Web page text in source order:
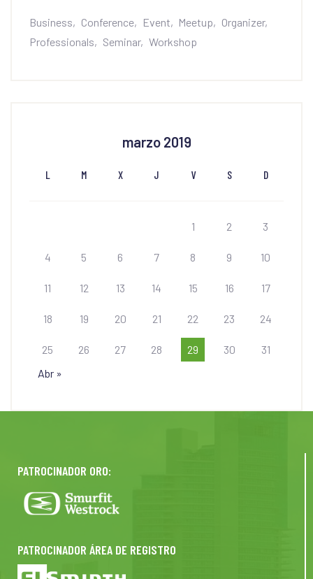
Business Conference Event Meetup
Organizer
Professionals
Seminar Workshop
marzo 2019
L M X J V S D
1 2 3
4 5 6 7 8 9 10
11 12 13 14 15 16 17
18 19 20 21 22 23 24
25 26 27 28 29 30
31
Abr »
PATROCINADOR ORO:
PATROCINADOR ÁREA DE REGISTRO